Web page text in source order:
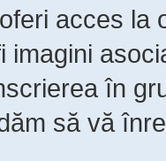
acces la
imagini
în
să vă